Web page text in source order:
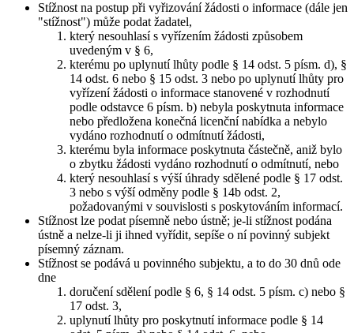
Stížnost na postup při vyřizování žádosti o informace (dále jen
"stížnost") může podat žadatel,
který nesouhlasí s vyřízením žádosti způsobem
uvedeným v § 6,
kterému po uplynutí lhůty podle § 14 odst. 5 písm. d), §
14 odst. 6 nebo § 15 odst. 3 nebo po uplynutí lhůty pro
vyřízení žádosti o informace stanovené v rozhodnutí
podle odstavce 6 písm. b) nebyla poskytnuta informace
nebo předložena konečná licenční nabídka a nebylo
vydáno rozhodnutí o odmítnutí žádosti,
kterému byla informace poskytnuta částečně, aniž bylo
o zbytku žádosti vydáno rozhodnutí o odmítnutí, nebo
který nesouhlasí s výší úhrady sdělené podle § 17 odst.
3 nebo s výší odměny podle § 14b odst. 2,
požadovanými v souvislosti s poskytováním informací.
Stížnost lze podat písemně nebo ústně; je-li stížnost podána
ústně a nelze-li ji ihned vyřídit, sepíše o ní povinný subjekt
písemný záznam.
Stížnost se podává u povinného subjektu, a to do 30 dnů ode
dne
doručení sdělení podle § 6, § 14 odst. 5 písm. c) nebo §
17 odst. 3,
uplynutí lhůty pro poskytnutí informace podle § 14